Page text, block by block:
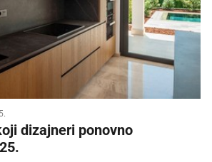
dizajneri ponovno